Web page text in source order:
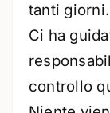
tanti giorni.
Ci ha
controllo